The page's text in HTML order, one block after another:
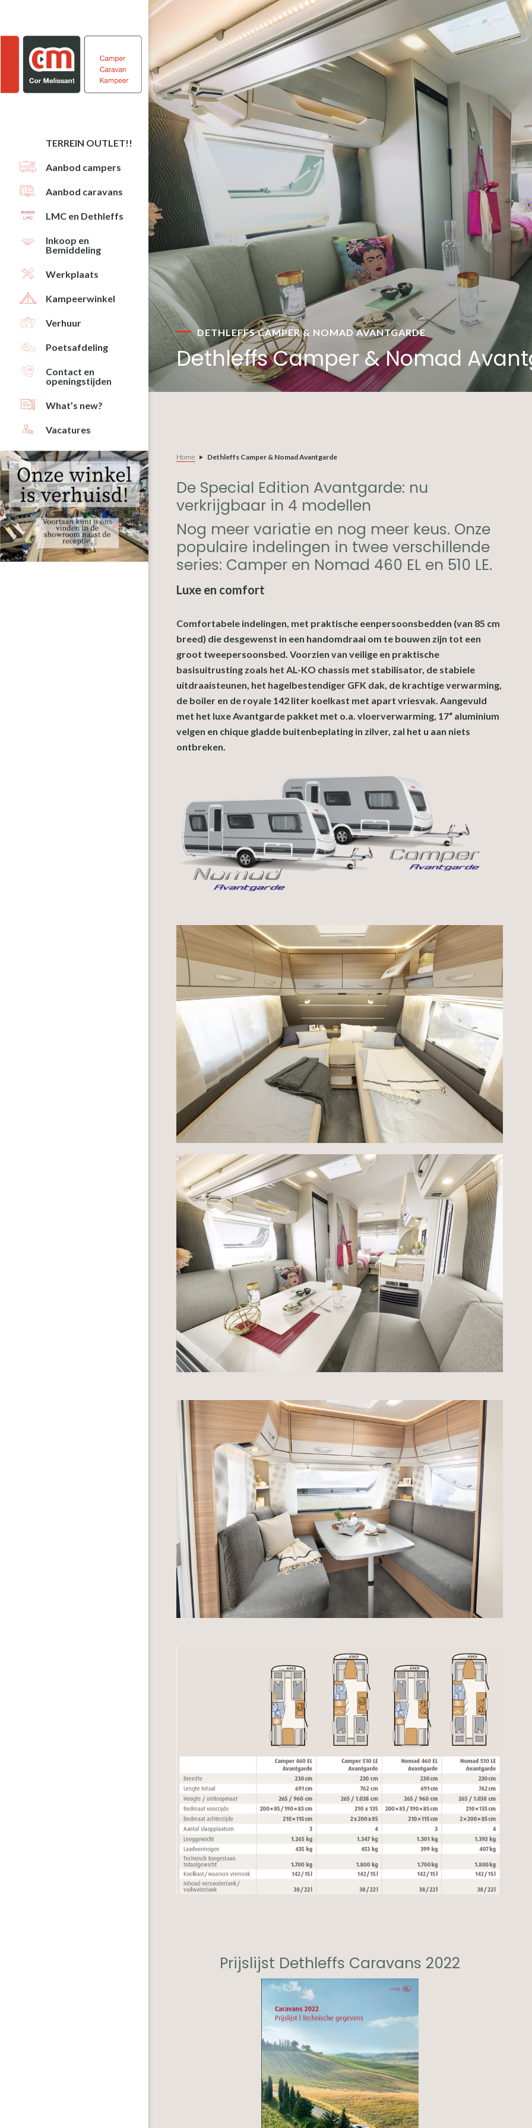
de
de
sidebar
TERREIN OUTLET!!
Aanbod campers
Aanbod caravans
LMC en Dethleffs
Inkoop en
Bemiddeling
Werkplaats
Kampeerwinkel
Verhuur
Poetsafdeling
Contact en
openingstijden
What’s new?
Vacatures
DETHLEFFS CAMPER & NOMAD AVANTGARDE
Dethleffs Camper & Nomad
Home Dethleffs Camper & Nomad Avantgarde
De Special Edition Avantgarde: nu
verkrijgbaar in 4 modellen
Nog meer variatie en nog meer keus. Onze
populaire indelingen in twee verschillende
series: Camper en Nomad 460 EL en 510 LE.
Luxe en comfort
Comfortabele indelingen, met praktische eenpersoonsbedden (van 85 cm
breed) die desgewenst in een handomdraai om te bouwen zijn tot een
groot tweepersoonsbed. Voorzien van veilige en praktische
basisuitrusting zoals het AL-KO chassis met stabilisator, de stabiele
uitdraaisteunen, het hagelbestendiger GFK dak, de krachtige verwarming,
de boiler en de royale 142 liter koelkast met apart vriesvak. Aangevuld
met het luxe Avantgarde pakket met o.a. vloerverwarming, 17“ aluminium
velgen en chique gladde buitenbeplating in zilver, zal het u aan niets
ontbreken.
Prijslijst Dethleffs Caravans 2022